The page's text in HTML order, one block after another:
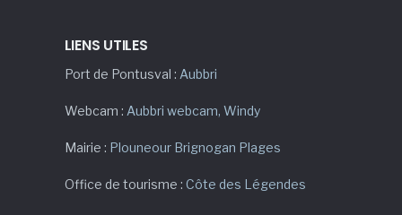
LIENS UTILES
Port de Pontusval : Aubbri
Webcam : Aubbri webcam, Windy
Mairie : Plouneour Brignogan Plages
Office de tourisme : Côte des Légendes